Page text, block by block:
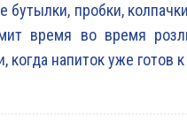
бутылки, пробки,
время во время
когда напиток уже готов